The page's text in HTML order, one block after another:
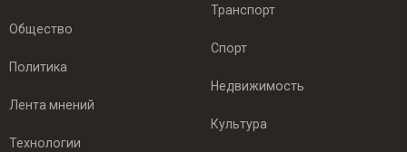
Общество
Политика
Лента мнений
Технологии
Транспорт
Спорт
Недвижимость
Культура